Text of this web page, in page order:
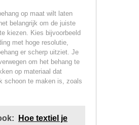
op maat wilt laten
belangrijk om de juiste
kiezen. Kies bijvoorbeeld
met hoge resolutie,
er scherp uitziet. Je
om het behang te
op materiaal dat
schoon te maken is, zoals
Hoe textiel je